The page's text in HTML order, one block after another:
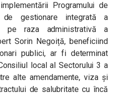
Programului de
gestionare integrată a
pe raza administrativă a
Sorin Negoiță, beneficiind
publici, ar fi determinat
local al Sectorului 3 a
alte amendamente, viza și
de salubritate cu încă